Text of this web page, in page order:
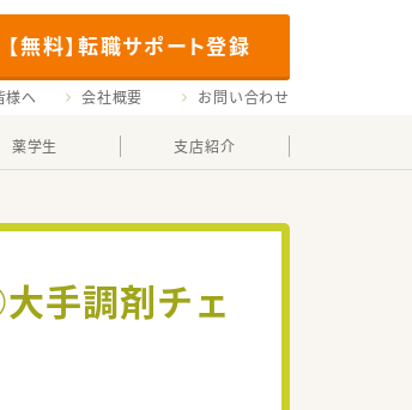
【無料】転職サポート登録
様へ 会社概要 お問い合わせ
薬学生 支店紹介
手調剤チェ